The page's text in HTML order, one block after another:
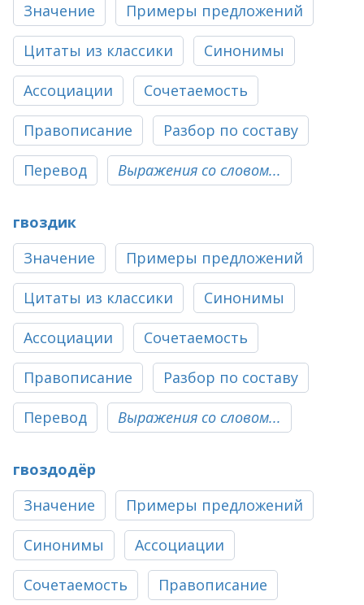
Значение
Примеры предложений
Цитаты из классики Синонимы
Ассоциации Сочетаемость
Правописание Разбор по составу
Перевод Выражения со словом...
гвоздик
Значение
Примеры предложений
Цитаты из классики Синонимы
Ассоциации Сочетаемость
Правописание Разбор по составу
Перевод Выражения со словом...
гвоздодёр
Значение
Примеры предложений
Синонимы Ассоциации
Сочетаемость Правописание